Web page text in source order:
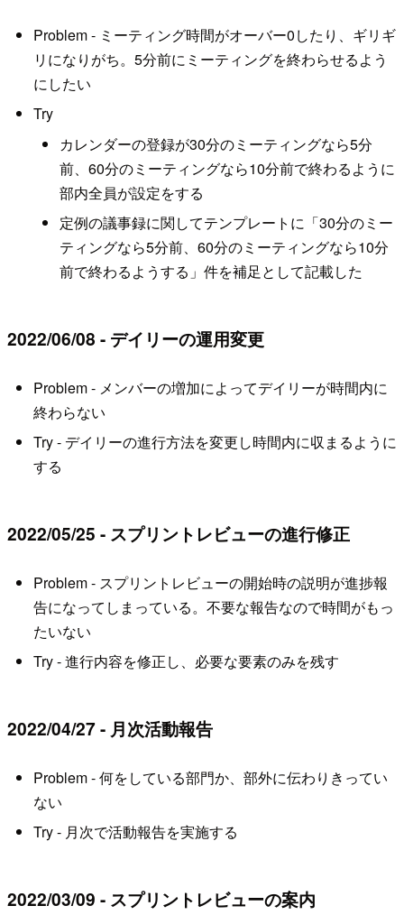
Problem - ミーティング時間がオーバー0したり、ギリギ
リになりがち。5分前にミーティングを終わらせるよう
にしたい
Try
カレンダーの登録が30分のミーティングなら5分
前、60分のミーティングなら10分前で終わるように
部内全員が設定をする
定例の議事録に関してテンプレートに「30分のミー
ティングなら5分前、60分のミーティングなら10分
前で終わるようする」件を補足として記載した
2022/06/08 - デイリーの運用変更
Problem - メンバーの増加によってデイリーが時間内に
終わらない
Try - デイリーの進行方法を変更し時間内に収まるように
する
2022/05/25 - スプリントレビューの進行修正
Problem - スプリントレビューの開始時の説明が進捗報
告になってしまっている。不要な報告なので時間がもっ
たいない
Try - 進行内容を修正し、必要な要素のみを残す
2022/04/27 - 月次活動報告
Problem - 何をしている部門か、部外に伝わりきってい
ない
Try - 月次で活動報告を実施する
2022/03/09 - スプリントレビューの案内